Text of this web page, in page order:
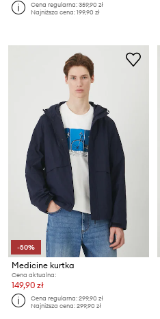
Cena regularna:359,90 zł
Najniższa cena:199,90 zł
-50%
Medicine kurtka
Cena aktualna:
149,90 zł
Cena regularna:299,90 zł
Najniższa cena:299,90 zł